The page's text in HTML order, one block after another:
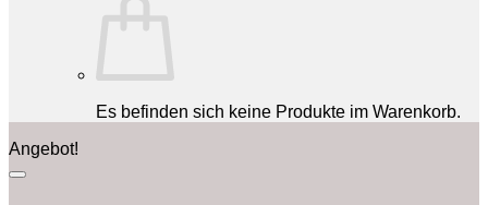
Es befinden sich keine Produkte im Warenkorb.
Angebot!